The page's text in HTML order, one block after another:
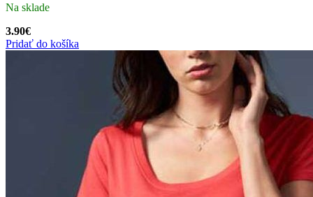
Na sklade
3.90€
Pridať do košíka